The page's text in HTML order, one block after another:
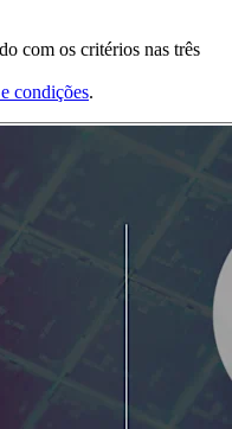
com os critérios nas três
condições.